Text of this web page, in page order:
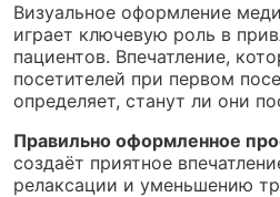
Визуальное оформление
играет ключевую роль в
пациентов. Впечатление,
посетителей при первом
определяет, станут ли они
Правильно оформленное
создаёт приятное
релаксации и уменьшению